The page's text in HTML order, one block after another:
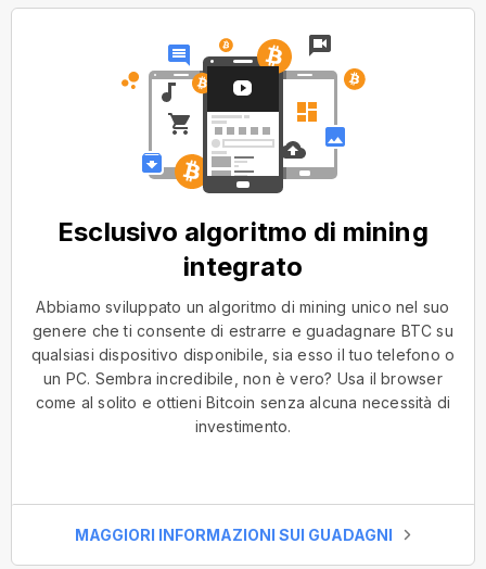
Esclusivo algoritmo di mining
integrato
Abbiamo sviluppato un algoritmo di mining unico nel suo
genere che ti consente di estrarre e guadagnare BTC su
qualsiasi dispositivo disponibile, sia esso il tuo telefono o
un PC. Sembra incredibile, non è vero? Usa il browser
come al solito e ottieni Bitcoin senza alcuna necessità di
investimento.
MAGGIORI INFORMAZIONI SUI GUADAGNI